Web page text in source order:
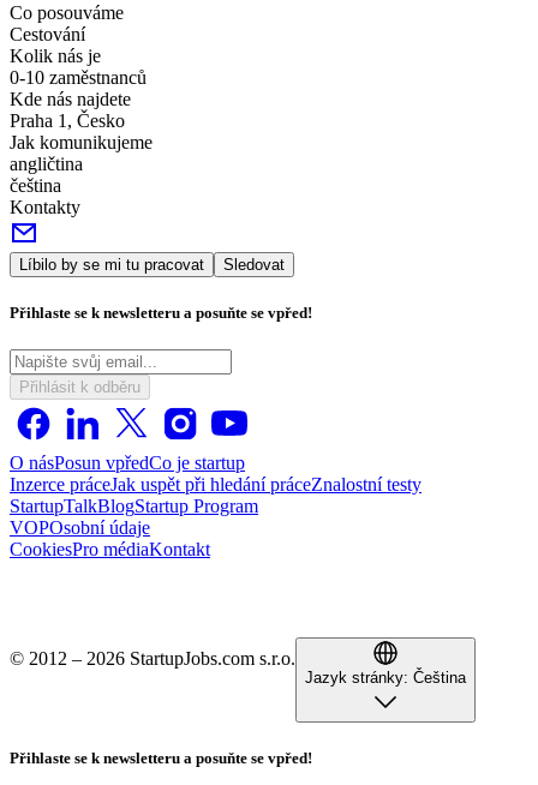
Co posouváme
Cestování
Kolik nás je
0-10 zaměstnanců
Kde nás najdete
Praha 1, Česko
Jak komunikujeme
angličtina
čeština
Kontakty
Líbilo by se mi tu pracovat Sledovat
Přihlaste se k newsletteru a posuňte se vpřed!
Přihlásit k odběru
O násPosun vpředCo je startup
Inzerce práceJak uspět při hledání práceZnalostní testy
StartupTalkBlogStartup Program
VOPOsobní údaje
CookiesPro médiaKontakt
© 2012 – 2026 StartupJobs.com s.r.o.
Jazyk stránky: Čeština
Přihlaste se k newsletteru a posuňte se vpřed!